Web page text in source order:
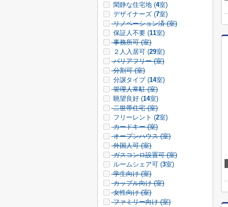
閑静な住宅地 (4室)
デザイナーズ (7室)
リノベーション済 (室)
保証人不要 (11室)
事務所可 (室)
２人入居可 (29室)
バリアフリー (室)
分割可 (室)
分譲タイプ (14室)
管理人常駐 (室)
眺望良好 (14室)
二世帯住宅 (室)
フリーレント (2室)
カードキー (室)
オープンハウス (室)
外国人可 (室)
ガスコンロ設置可 (室)
ルームシェア可 (3室)
学生向け (室)
カップル向け (室)
女性向け (室)
ファミリー向け (室)